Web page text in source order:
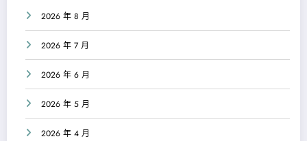
2026 年 8 月
2026 年 7 月
2026 年 6 月
2026 年 5 月
2026 年 4 月